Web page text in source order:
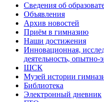
Сведения об
Объявления
Архив новостей
Приём в гимназию
Наши достижения
Инновационная,
деятельность, опытно-
ШСК
Музей истории
Библиотека
Электронный дневник